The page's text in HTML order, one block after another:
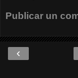
Publicar un
‹